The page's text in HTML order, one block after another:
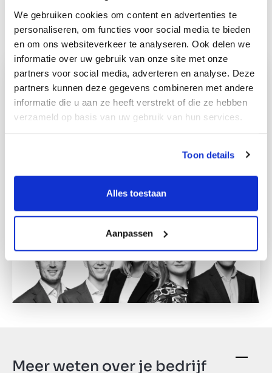
We gebruiken cookies om content en advertenties te
personaliseren, om functies voor social media te bieden
en om ons websiteverkeer te analyseren. Ook delen we
informatie over uw gebruik van onze site met onze
partners voor social media, adverteren en analyse. Deze
partners kunnen deze gegevens combineren met andere
informatie die u aan ze heeft verstrekt of die ze hebben
verzameld op basis van uw gebruik van hun services.
Toon details
Alles toestaan
Aanpassen
Deal team
voor deze transactie:
Fleur Stout
Meer weten over je bedrijf